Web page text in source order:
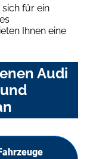
für ein
Ihnen eine
Audi